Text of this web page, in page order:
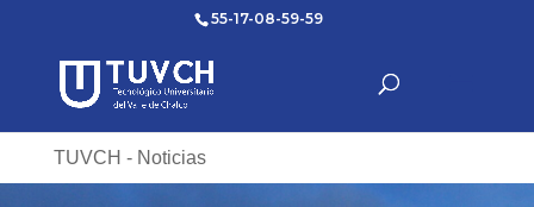
55-17-08-59-59
TUVCH - Noticias